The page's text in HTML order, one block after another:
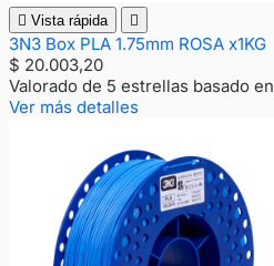
 Vista rápida 
3N3 Box PLA 1.75mm ROSA x1KG
$ 20.003,20
Valorado de 5 estrellas basado en
Ver más detalles